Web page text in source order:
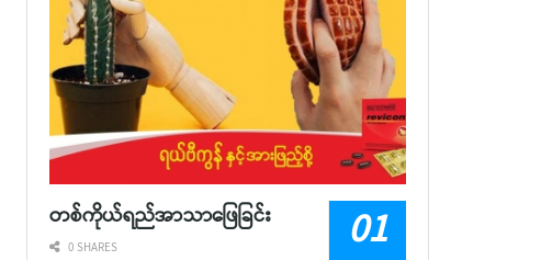
တစ်ကိုယ်ရည်အာသာဖြေခြင်း
0 SHARES